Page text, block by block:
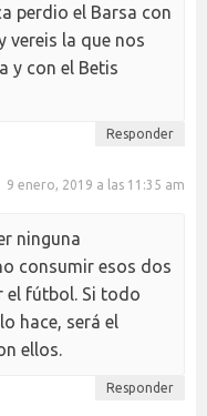
perdio el Barsa con
vereis la que nos
y con el Betis
Responder
9 enero, 2019 a las 11:35 am
ninguna
consumir esos dos
el fútbol. Si todo
hace, será el
ellos.
Responder